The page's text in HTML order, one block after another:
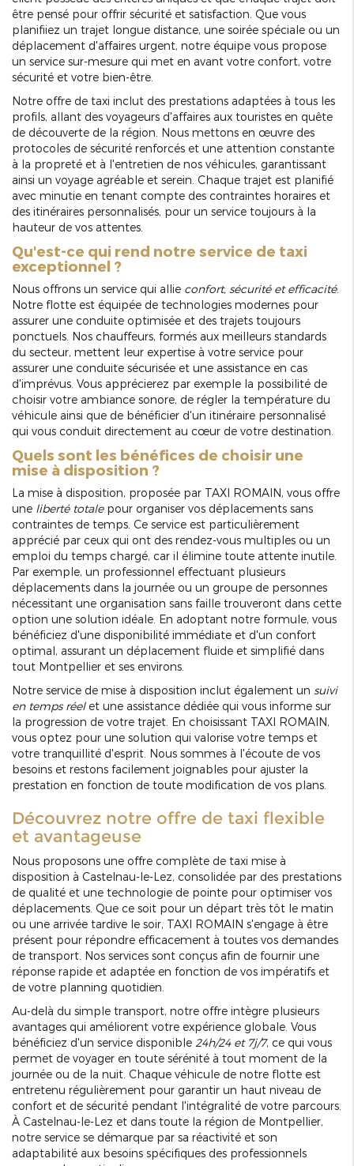
être pensé pour offrir sécurité et satisfaction. Que vous
planifiiez un trajet longue distance, une soirée spéciale ou un
déplacement d'affaires urgent, notre équipe vous propose
un service sur-mesure qui met en avant votre confort, votre
sécurité et votre bien-être.
Notre offre de taxi inclut des prestations adaptées à tous les
profils, allant des voyageurs d'affaires aux touristes en quête
de découverte de la région. Nous mettons en œuvre des
protocoles de sécurité renforcés et une attention constante
à la propreté et à l'entretien de nos véhicules, garantissant
ainsi un voyage agréable et serein. Chaque trajet est planifié
avec minutie en tenant compte des contraintes horaires et
des itinéraires personnalisés, pour un service toujours à la
hauteur de vos attentes.
Qu'est-ce qui rend notre service de taxi
exceptionnel ?
Nous offrons un service qui allie confort, sécurité et efficacité.
Notre flotte est équipée de technologies modernes pour
assurer une conduite optimisée et des trajets toujours
ponctuels. Nos chauffeurs, formés aux meilleurs standards
du secteur, mettent leur expertise à votre service pour
assurer une conduite sécurisée et une assistance en cas
d'imprévus. Vous apprécierez par exemple la possibilité de
choisir votre ambiance sonore, de régler la température du
véhicule ainsi que de bénéficier d'un itinéraire personnalisé
qui vous conduit directement au cœur de votre destination.
Quels sont les bénéfices de choisir une
mise à disposition ?
La mise à disposition, proposée par TAXI ROMAIN, vous offre
une liberté totalepour organiser vos déplacements sans
contraintes de temps. Ce service est particulièrement
apprécié par ceux qui ont des rendez-vous multiples ou un
emploi du temps chargé, car il élimine toute attente inutile.
Par exemple, un professionnel effectuant plusieurs
déplacements dans la journée ou un groupe de personnes
nécessitant une organisation sans faille trouveront dans cette
option une solution idéale. En adoptant notre formule, vous
bénéficiez d'une disponibilité immédiate et d'un confort
optimal, assurant un déplacement fluide et simplifié dans
tout Montpellier et ses environs.
Notre service de mise à disposition inclut également un suivi
en temps réelet une assistance dédiée qui vous informe sur
la progression de votre trajet. En choisissant TAXI ROMAIN,
vous optez pour une solution qui valorise votre temps et
votre tranquillité d'esprit. Nous sommes à l'écoute de vos
besoins et restons facilement joignables pour ajuster la
prestation en fonction de toute modification de vos plans.
Découvrez notre offre de taxi flexible
et avantageuse
Nous proposons une offre complète de taxi mise à
disposition à Castelnau-le-Lez, consolidée par des prestations
de qualité et une technologie de pointe pour optimiser vos
déplacements. Que ce soit pour un départ très tôt le matin
ou une arrivée tardive le soir, TAXI ROMAIN s'engage à être
présent pour répondre efficacement à toutes vos demandes
de transport. Nos services sont conçus afin de fournir une
réponse rapide et adaptée en fonction de vos impératifs et
de votre planning quotidien.
Au-delà du simple transport, notre offre intègre plusieurs
avantages qui améliorent votre expérience globale. Vous
bénéficiez d'un service disponible 24h/24 et 7j/7, ce qui vous
permet de voyager en toute sérénité à tout moment de la
journée ou de la nuit. Chaque véhicule de notre flotte est
entretenu régulièrement pour garantir un haut niveau de
confort et de sécurité pendant l'intégralité de votre parcours.
À Castelnau-le-Lez et dans toute la région de Montpellier,
notre service se démarque par sa réactivité et son
adaptabilité aux besoins spécifiques des professionnels